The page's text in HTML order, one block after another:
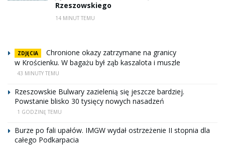
Rzeszowskiego
14 MINUT TEMU
ZDJĘCIA
Chronione okazy zatrzymane na granicy
w Krościenku. W bagażu był ząb kaszalota i muszle
43 MINUTY TEMU
Rzeszowskie Bulwary zazielenią się jeszcze bardziej.
Powstanie blisko 30 tysięcy nowych nasadzeń
1 GODZINĘ TEMU
Burze po fali upałów. IMGW wydał ostrzeżenie II stopnia dla
całego Podkarpacia